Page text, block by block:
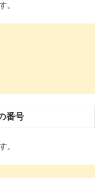
。
番号
。